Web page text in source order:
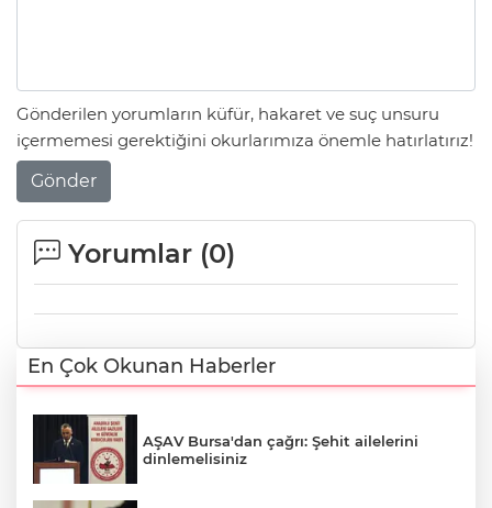
Gönderilen yorumların küfür, hakaret ve suç unsuru
içermemesi gerektiğini okurlarımıza önemle hatırlatırız!
Gönder
Yorumlar (0)
En Çok Okunan Haberler
AŞAV Bursa'dan çağrı: Şehit ailelerini
dinlemelisiniz